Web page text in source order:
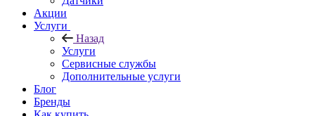
Акции
Услуги
Назад
Услуги
Сервисные службы
Дополнительные услуги
Блог
Бренды